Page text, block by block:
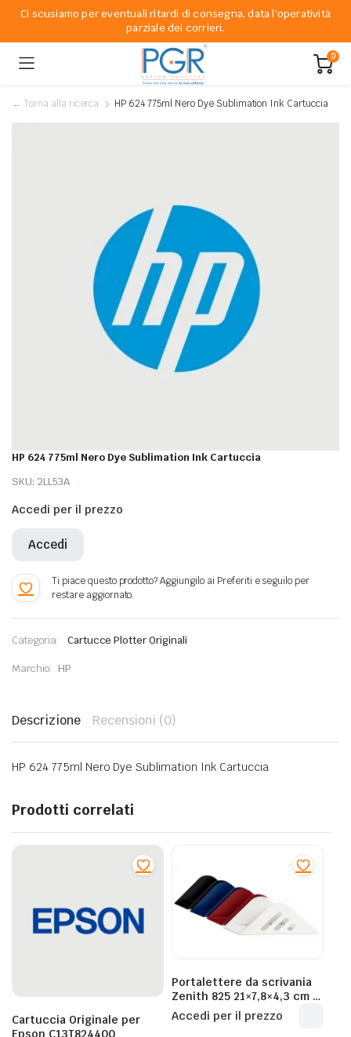
Ci scusiamo per eventuali ritardi di consegna, data l'operatività
parziale dei corrieri.
0
← Torna alla ricerca HP 624 775ml Nero Dye Sublimation Ink Cartuccia
HP 624 775ml Nero Dye Sublimation Ink Cartuccia
SKU: 2LL53A
Accedi per il prezzo
Accedi
Categoria: Cartucce Plotter Originali
Marchio: HP
Descrizione Recensioni (0)
HP 624 775ml Nero Dye Sublimation Ink Cartuccia
Prodotti correlati
Cartuccia Originale per
Epson C13T824400
Portalettere da scrivania
Zenith 825 21×7,8×4,3 cm –
bianco 0608250020
Accedi per il prezzo